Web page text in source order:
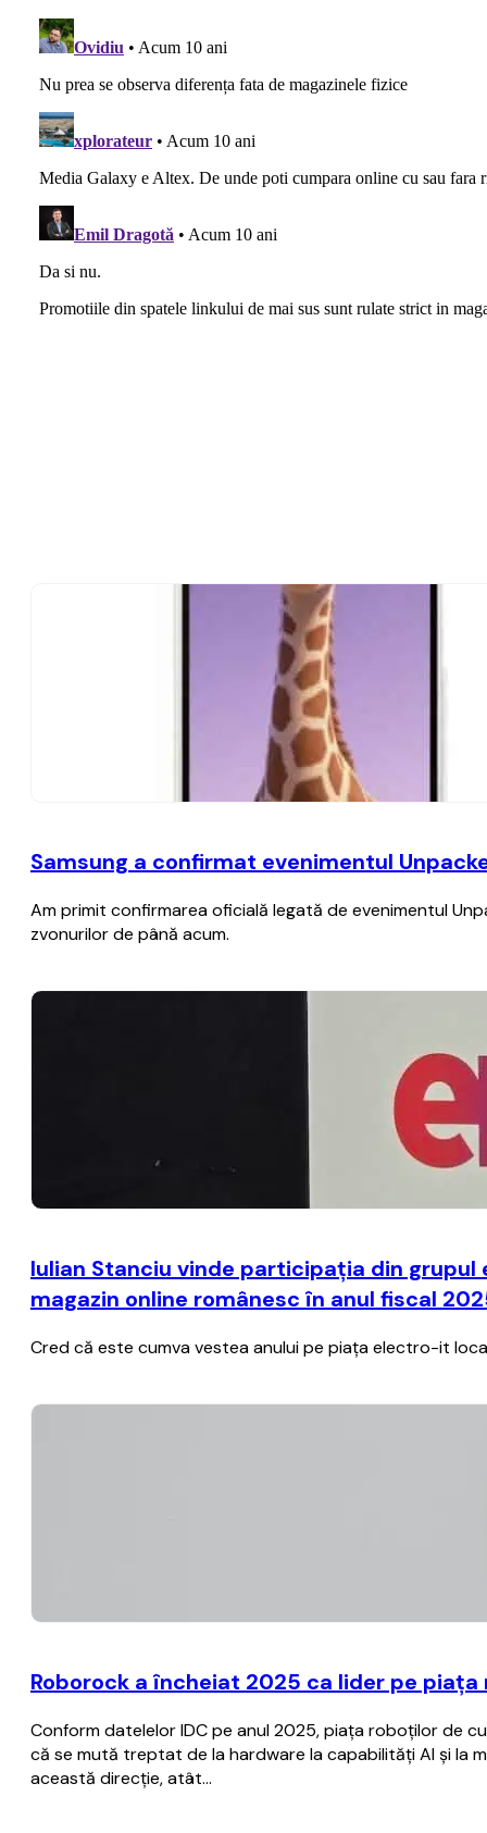
Samsung a confirmat evenimentul
Am primit confirmarea oficială legată de evenimentul
zvonurilor de până acum.
Iulian Stanciu vinde participația din
magazin online românesc în anul fiscal
Cred că este cumva vestea anului pe piața electro-it
Roborock a încheiat 2025 ca lider pe
Conform datelelor IDC pe anul 2025, piața roboților de
că se mută treptat de la hardware la capabilități AI și la
această direcție, atât…